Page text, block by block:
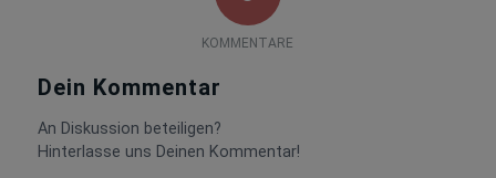
KOMMENTARE
Dein Kommentar
An Diskussion beteiligen?
Hinterlasse uns Deinen Kommentar!